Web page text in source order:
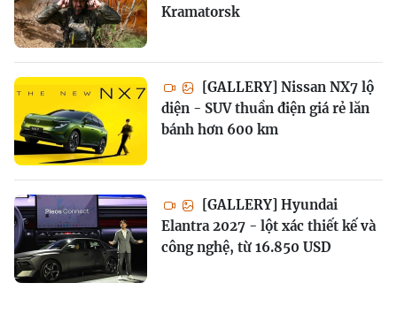
Kramatorsk
[GALLERY] Nissan NX7 lộ
diện - SUV thuần điện giá rẻ lăn
bánh hơn 600 km
[GALLERY] Hyundai
Elantra 2027 - lột xác thiết kế và
công nghệ, từ 16.850 USD